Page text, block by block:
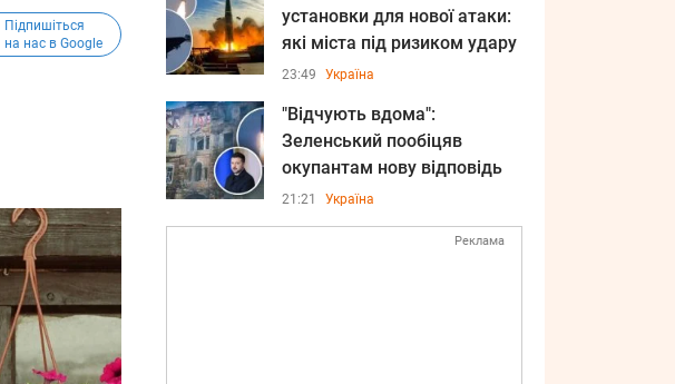
Підпишіться
на нас в Google
установки для нової атаки:
які міста під ризиком удару
23:49 Україна
"Відчують вдома":
Зеленський пообіцяв
окупантам нову відповідь
21:21 Україна
Реклама